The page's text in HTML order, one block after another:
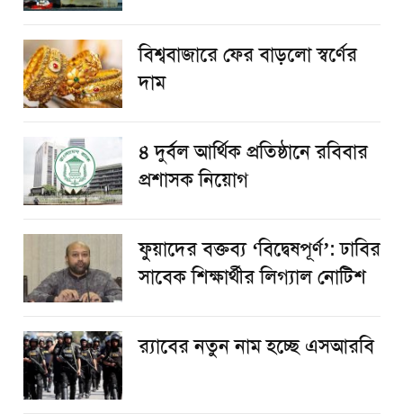
বিশ্ববাজারে ফের বাড়লো স্বর্ণের
দাম
৪ দুর্বল আর্থিক প্রতিষ্ঠানে রবিবার
প্রশাসক নিয়োগ
ফুয়াদের বক্তব্য ‘বিদ্বেষপূর্ণ’: ঢাবির
সাবেক শিক্ষার্থীর লিগ্যাল নোটিশ
র‌্যাবের নতুন নাম হচ্ছে এসআরবি